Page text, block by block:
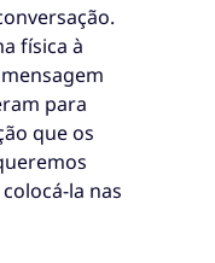
física à
para
que os
la nas